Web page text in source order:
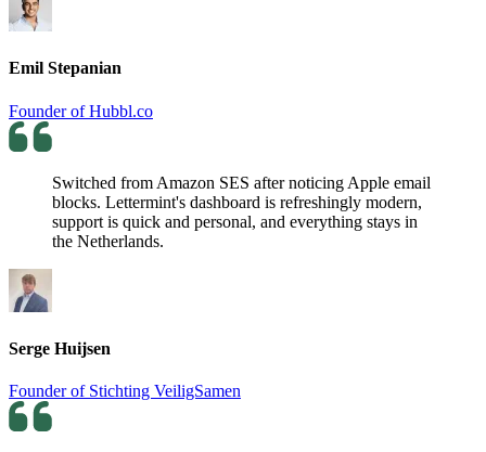
Emil Stepanian
Founder of Hubbl.co
Switched from Amazon SES after noticing Apple email
blocks. Lettermint's dashboard is refreshingly modern,
support is quick and personal, and everything stays in
the Netherlands.
Serge Huijsen
Founder of Stichting VeiligSamen